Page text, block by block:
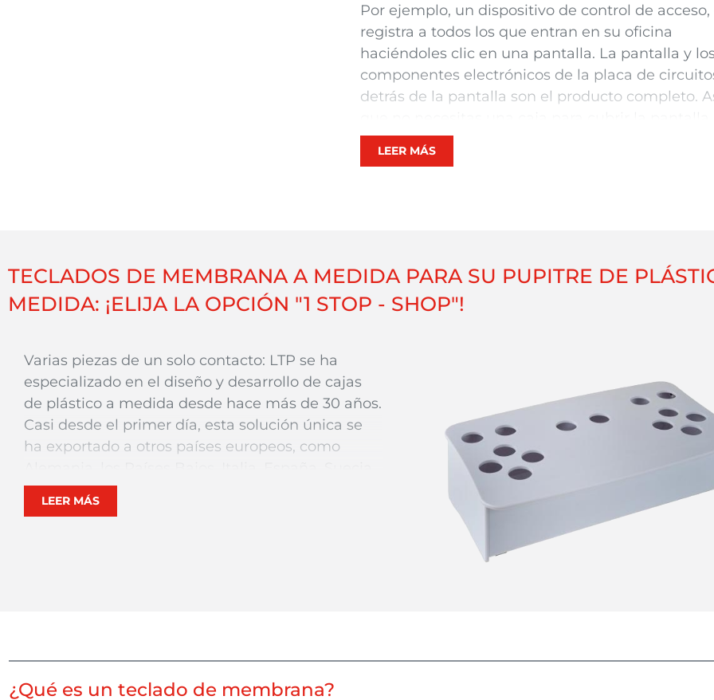
Por ejemplo, un dispositivo de control de acceso,
registra a todos los que entran en su oficina
haciéndoles clic en una pantalla. La pantalla y
componentes electrónicos de la placa de
detrás de la pantalla son el producto completo.
Pero no parecerá un producto acabado, aunque
funcione igual de bien. Es en este tipo de
medida para montar y probar la electrónica.
LEER MÁS
TECLADOS DE MEMBRANA A MEDIDA PARA SU PUPITRE DE
MEDIDA: ¡ELIJA LA OPCIÓN "1 STOP - SHOP"!
Varias piezas de un solo contacto: LTP se ha
especializado en el diseño y desarrollo de cajas
de plástico a medida desde hace más de 30 años.
Casi desde el primer día, esta solución única se
ha exportado a otros países europeos, como
y el Reino Unido. El socio local fue
cuidadosamente seleccionado por LTP en cada
estándar, pero también soluciones
personalizadas para teclados de membrana,
LEER MÁS
¿Qué es un teclado de membrana?